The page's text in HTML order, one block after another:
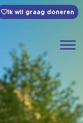
Ik wil graag doneren